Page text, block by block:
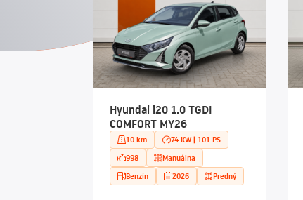
Hyundai i20 1.0 TGDI
COMFORT MY26
10 km
74 KW | 101 PS
998
Manuálna
Benzín
2026 Predný